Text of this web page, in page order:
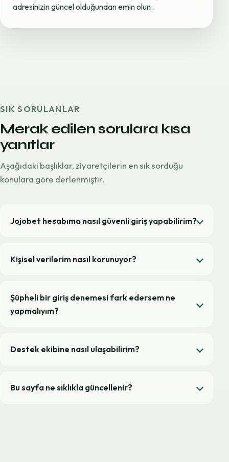
adresinizin güncel olduğundan emin olun.
SIK SORULANLAR
Merak edilen sorulara kısa
yanıtlar
Aşağıdaki başlıklar, ziyaretçilerin en sık sorduğu
konulara göre derlenmiştir.
Jojobet hesabıma nasıl güvenli giriş yapabilirim?
Kişisel verilerim nasıl korunuyor?
Şüpheli bir giriş denemesi fark edersem ne
yapmalıyım?
Destek ekibine nasıl ulaşabilirim?
Bu sayfa ne sıklıkla güncellenir?